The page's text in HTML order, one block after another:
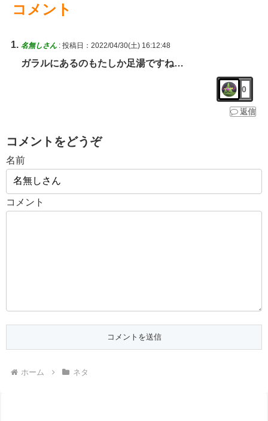
コメント
名無しさん : 投稿日：2022/04/30(土) 16:12:48
ガラルにあるのもたしか足湯ですね…
0
返信
コメントをどうぞ
名前
コメント
ホーム ネタ